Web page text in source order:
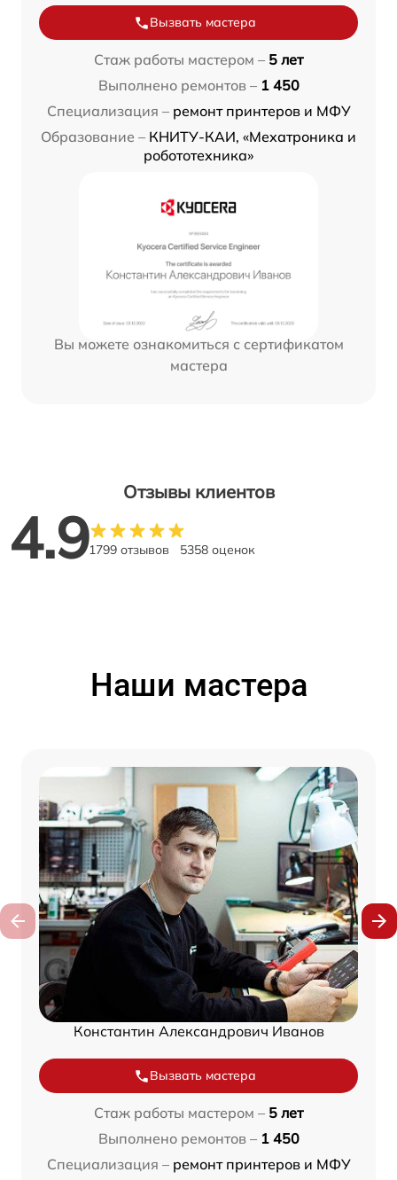
Вызвать мастера
Стаж работы мастером – 5 лет
Выполнено ремонтов – 1 450
Специализация – ремонт принтеров и МФУ
Образование – КНИТУ-КАИ, «Мехатроника и
робототехника»
Вы можете ознакомиться с сертификатом
мастера
Отзывы клиентов
4.91799 отзывов 5358 оценок
Наши мастера
Константин Александрович Иванов
Вызвать мастера
Стаж работы мастером – 5 лет
Выполнено ремонтов – 1 450
Специализация – ремонт принтеров и МФУ